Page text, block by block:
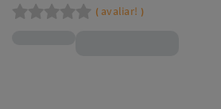
( avaliar! )